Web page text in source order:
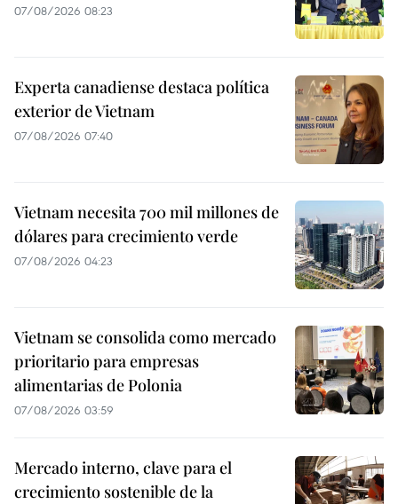
07/08/2026 08:23
Experta canadiense destaca política
exterior de Vietnam
07/08/2026 07:40
Vietnam necesita 700 mil millones de
dólares para crecimiento verde
07/08/2026 04:23
Vietnam se consolida como mercado
prioritario para empresas
alimentarias de Polonia
07/08/2026 03:59
Mercado interno, clave para el
crecimiento sostenible de la